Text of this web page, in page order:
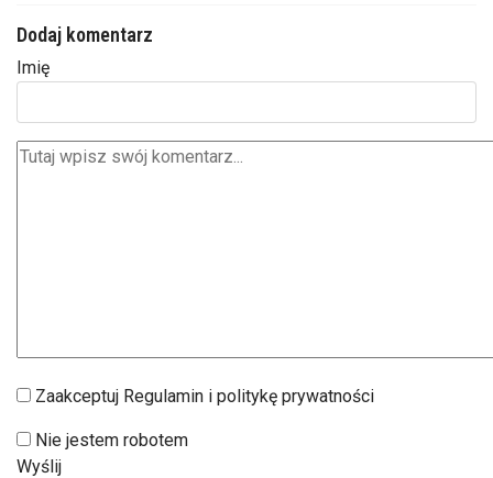
Dodaj komentarz
Imię
Zaakceptuj Regulamin i politykę prywatności
Nie jestem robotem
Wyślij